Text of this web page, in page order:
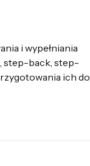
i wypełniania
step-back, step-
ich do